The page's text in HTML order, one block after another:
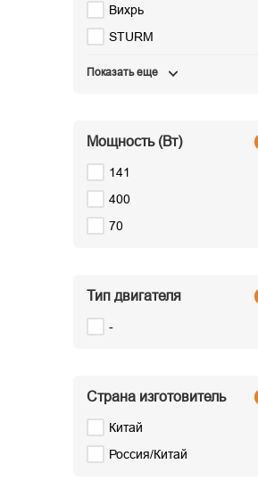
Вихрь
STURM
Показать еще
Мощность (Вт)
141
400
70
Тип двигателя
-
Страна изготовитель
Китай
Россия/Китай